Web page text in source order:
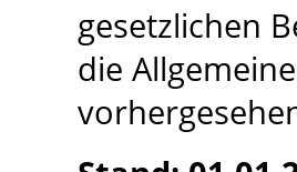
gesetzlichen
die